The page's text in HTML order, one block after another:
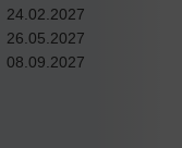
24.02.2027
26.05.2027
08.09.2027